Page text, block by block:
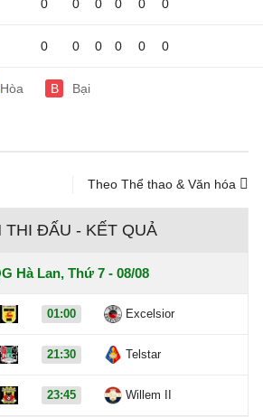
0 0 0 0 0 0
0 0 0 0 0 0
Hòa B Bại
Theo Thể thao & Văn hóa
THI ĐẤU - KẾT QUẢ
Hà Lan, Thứ 7 - 08/08
01:00 Excelsior
21:30 Telstar
23:45 Willem II